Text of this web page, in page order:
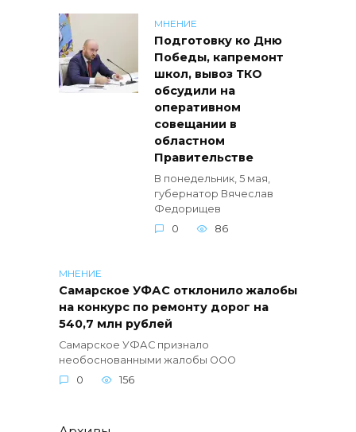
МНЕНИЕ
Подготовку ко Дню
Победы, капремонт
школ, вывоз ТКО
обсудили на
оперативном
совещании в
областном
Правительстве
В понедельник, 5 мая,
губернатор Вячеслав
Федорищев
0
86
МНЕНИЕ
Самарское УФАС отклонило жалобы
на конкурс по ремонту дорог на
540,7 млн рублей
Самарское УФАС признало
необоснованными жалобы ООО
0
156